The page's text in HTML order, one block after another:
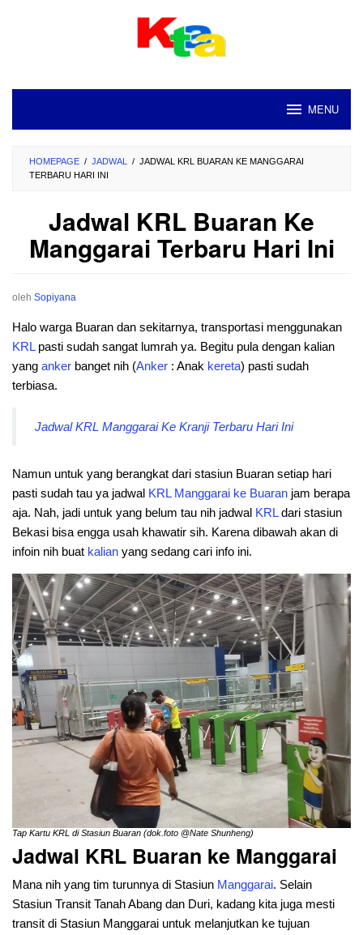
MENU
HOMEPAGE / JADWAL / JADWAL KRL BUARAN KE MANGGARAI
TERBARU HARI INI
Jadwal KRL Buaran Ke
Manggarai Terbaru Hari Ini
oleh Sopiyana
Halo warga Buaran dan sekitarnya, transportasi menggunakan
KRL pasti sudah sangat lumrah ya. Begitu pula dengan kalian
yang anker banget nih (Anker : Anak kereta) pasti sudah
terbiasa.
Jadwal KRL Manggarai Ke Kranji Terbaru Hari Ini
Namun untuk yang berangkat dari stasiun Buaran setiap hari
pasti sudah tau ya jadwal KRL Manggarai ke Buaran jam berapa
aja. Nah, jadi untuk yang belum tau nih jadwal KRLdari stasiun
Bekasi bisa engga usah khawatir sih. Karena dibawah akan di
infoin nih buat kalian yang sedang cari info ini.
Tap Kartu KRL di Stasiun Buaran (dok.foto @Nate Shunheng)
Jadwal KRL Buaran ke Manggarai
Mana nih yang tim turunnya di Stasiun Manggarai. Selain
Stasiun Transit Tanah Abang dan Duri, kadang kita juga mesti
transit di Stasiun Manggarai untuk melanjutkan ke tujuan